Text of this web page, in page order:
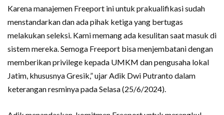
Karena manajemen Freeport ini untuk prakualifikasi sudah
menstandarkan dan ada pihak ketiga yang bertugas
melakukan seleksi. Kami memang ada kesulitan saat masuk di
sistem mereka. Semoga Freeport bisa menjembatani dengan
memberikan privilege kepada UMKM dan pengusaha lokal
Jatim, khususnya Gresik,” ujar Adik Dwi Putranto dalam
keterangan resminya pada Selasa (25/6/2024).